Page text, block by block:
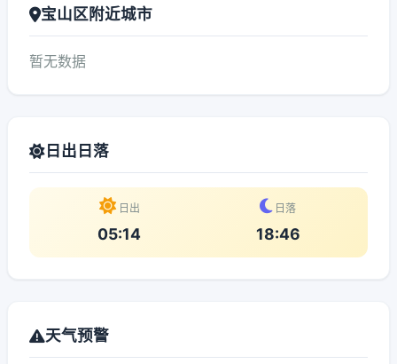
宝山区附近城市
暂无数据
日出日落
日出
05:14
日落
18:46
天气预警